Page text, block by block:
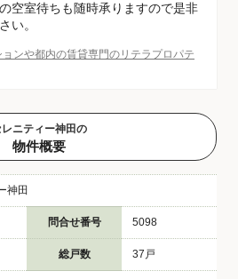
空室待ちも随時承りますので是非
い。
ンや都内の賃貸専門のリテラプロパテ
ニティー神田の
物件概要
神田
問合せ番号 5098
総戸数 37戸